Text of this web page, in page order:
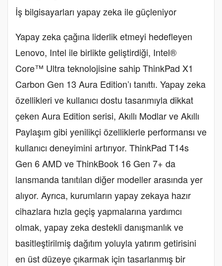
İş bilgisayarları yapay zeka ile güçleniyor
Yapay zeka çağına liderlik etmeyi hedefleyen
Lenovo, Intel ile birlikte geliştirdiği, Intel®
Core™ Ultra teknolojisine sahip ThinkPad X1
Carbon Gen 13 Aura Edition’ı tanıttı. Yapay zeka
özellikleri ve kullanıcı dostu tasarımıyla dikkat
çeken Aura Edition serisi, Akıllı Modlar ve Akıllı
Paylaşım gibi yenilikçi özelliklerle performansı ve
kullanıcı deneyimini artırıyor. ThinkPad T14s
Gen 6 AMD ve ThinkBook 16 Gen 7+ da
lansmanda tanıtılan diğer modeller arasında yer
alıyor. Ayrıca, kurumların yapay zekaya hazır
cihazlara hızla geçiş yapmalarına yardımcı
olmak, yapay zeka destekli danışmanlık ve
basitleştirilmiş dağıtım yoluyla yatırım getirisini
en üst düzeye çıkarmak için tasarlanmış bir